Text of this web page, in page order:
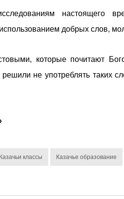
настоящего
добрых слов,
которые почитают
не употреблять таких
Казачьи классы Казачье образование